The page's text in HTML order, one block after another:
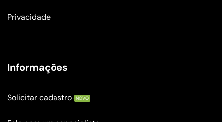
Privacidade
Informações
Solicitar cadastro NOVO